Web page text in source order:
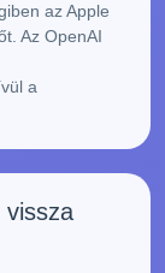
az Apple
Az OpenAI
a
vissza